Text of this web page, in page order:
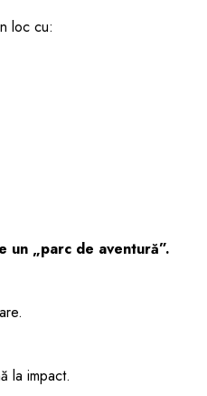
loc cu:
un „parc de aventură”.
la impact.